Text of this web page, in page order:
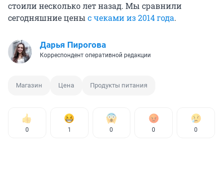
стоили несколько лет назад. Мы сравнили
сегодняшние цены с чеками из 2014 года.
Дарья Пирогова
Корреспондент оперативной редакции
Магазин Цена Продукты питания
0 1 0 0 0